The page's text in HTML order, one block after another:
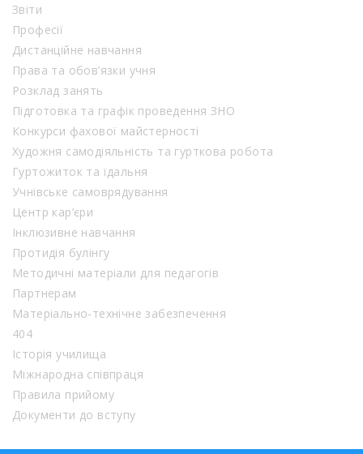
Звіти
Професії
Дистанційне навчання
Права та обов’язки учня
Розклад занять
Підготовка та графік проведення ЗНО
Конкурси фахової майстерності
Художня самодіяльність та гурткова робота
Гуртожиток та їдальня
Учнівське самоврядування
Центр кар’єри
Інклюзивне навчання
Протидія булінгу
Методичні матеріали для педагогів
Партнерам
Матеріально-технічне забезпечення
404
Історія училища
Міжнародна співпраця
Правила прийому
Документи до вступу